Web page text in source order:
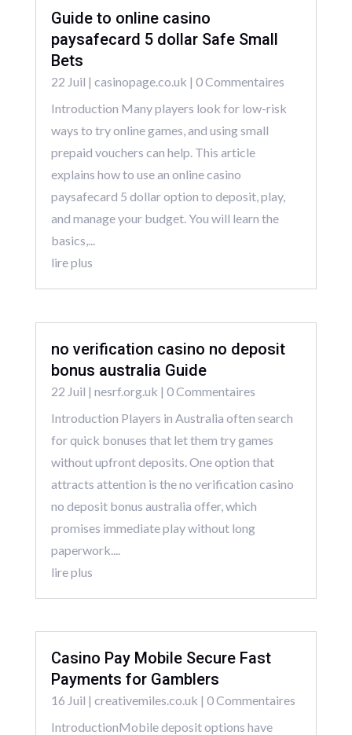
Guide to online casino
paysafecard 5 dollar Safe Small
Bets
22 Juil | casinopage.co.uk | 0 Commentaires
Introduction Many players look for low-risk
ways to try online games, and using small
prepaid vouchers can help. This article
explains how to use an online casino
paysafecard 5 dollar option to deposit, play,
and manage your budget. You will learn the
basics,...
lire plus
no verification casino no deposit
bonus australia Guide
22 Juil | nesrf.org.uk | 0 Commentaires
Introduction Players in Australia often search
for quick bonuses that let them try games
without upfront deposits. One option that
attracts attention is the no verification casino
no deposit bonus australia offer, which
promises immediate play without long
paperwork....
lire plus
Casino Pay Mobile Secure Fast
Payments for Gamblers
16 Juil | creativemiles.co.uk | 0 Commentaires
IntroductionMobile deposit options have